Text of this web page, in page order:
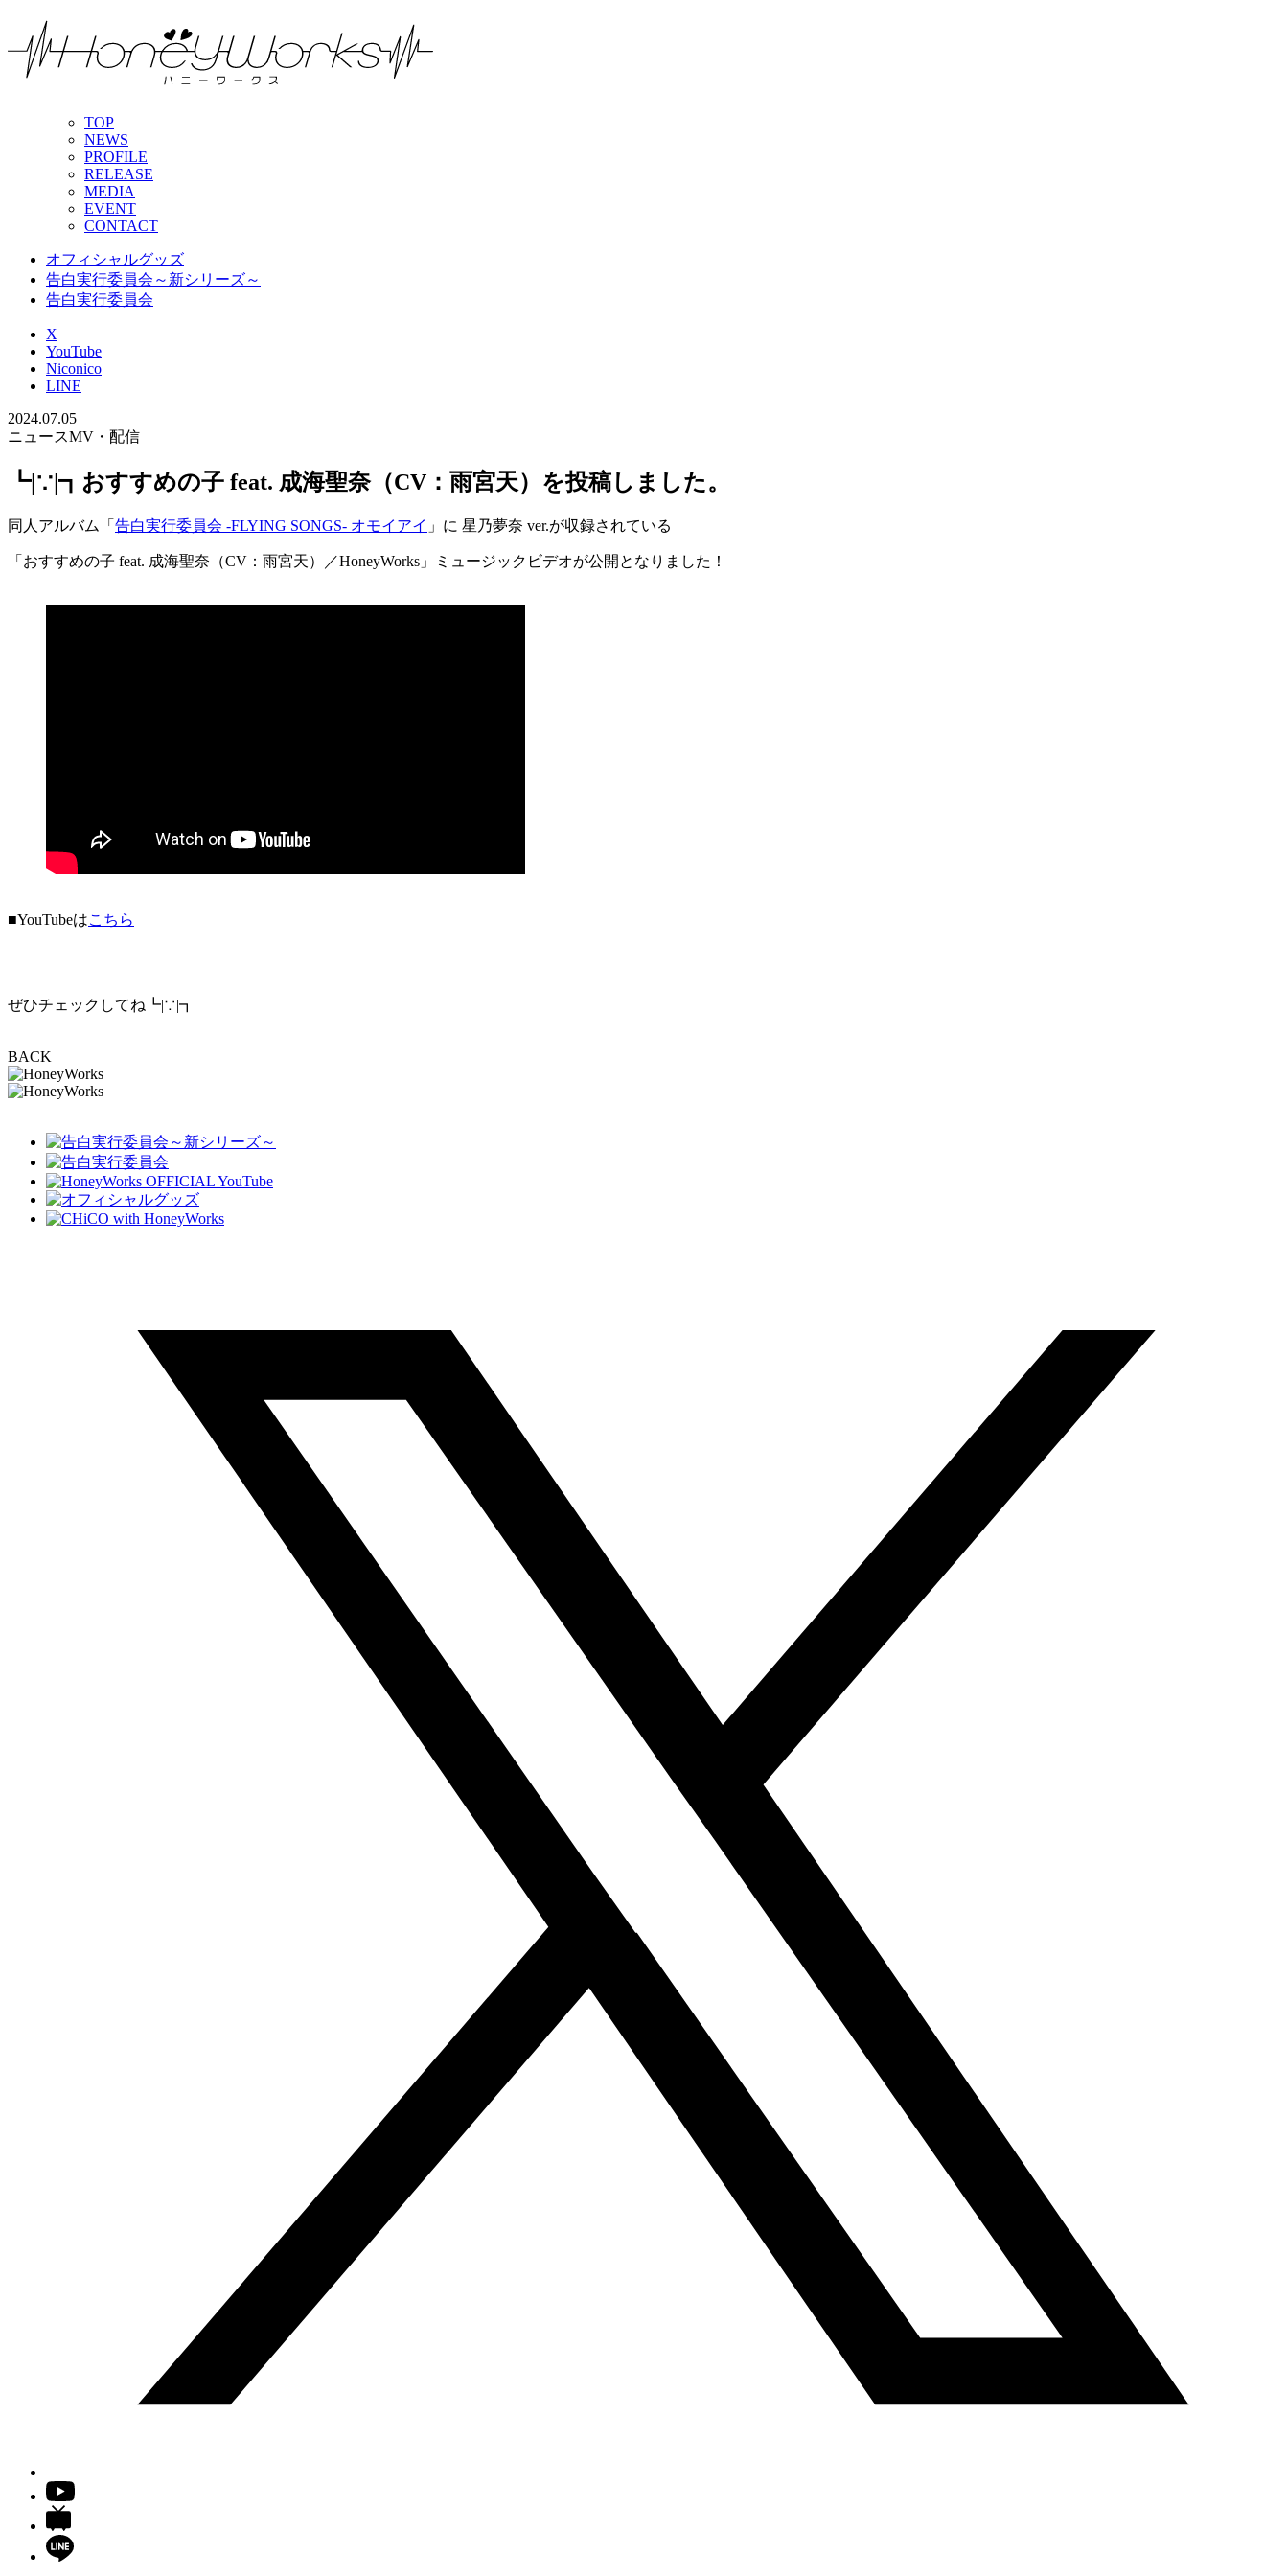
TOP
NEWS
PROFILE
RELEASE
MEDIA
EVENT
CONTACT
オフィシャルグッズ
告白実行委員会～新シリーズ～
告白実行委員会
X
YouTube
Niconico
LINE
2024.07.05
ニュースMV・配信
┗|∵|┓おすすめの子 feat. 成海聖奈（CV：雨宮天）を投稿しました。
同人アルバム「 告白実行委員会 -FLYING SONGS- オモイアイ 」に 星乃夢奈 ver.が収録されている
「おすすめの子 feat. 成海聖奈（CV：雨宮天）／HoneyWorks」ミュージックビデオが公開となりました！
■YouTubeはこちら
ぜひチェックしてね┗|∵|┓
BACK